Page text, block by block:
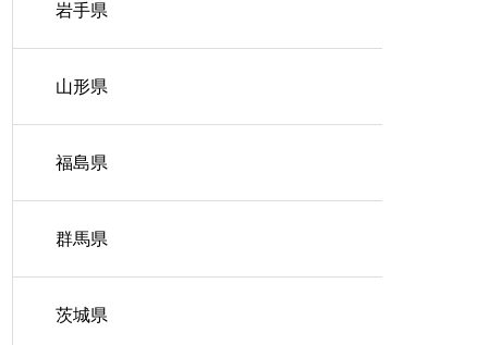
岩手県
山形県
福島県
群馬県
茨城県